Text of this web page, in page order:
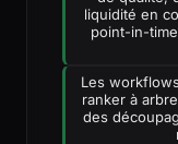
liquidité en
point-in-
Les
ranker à
des